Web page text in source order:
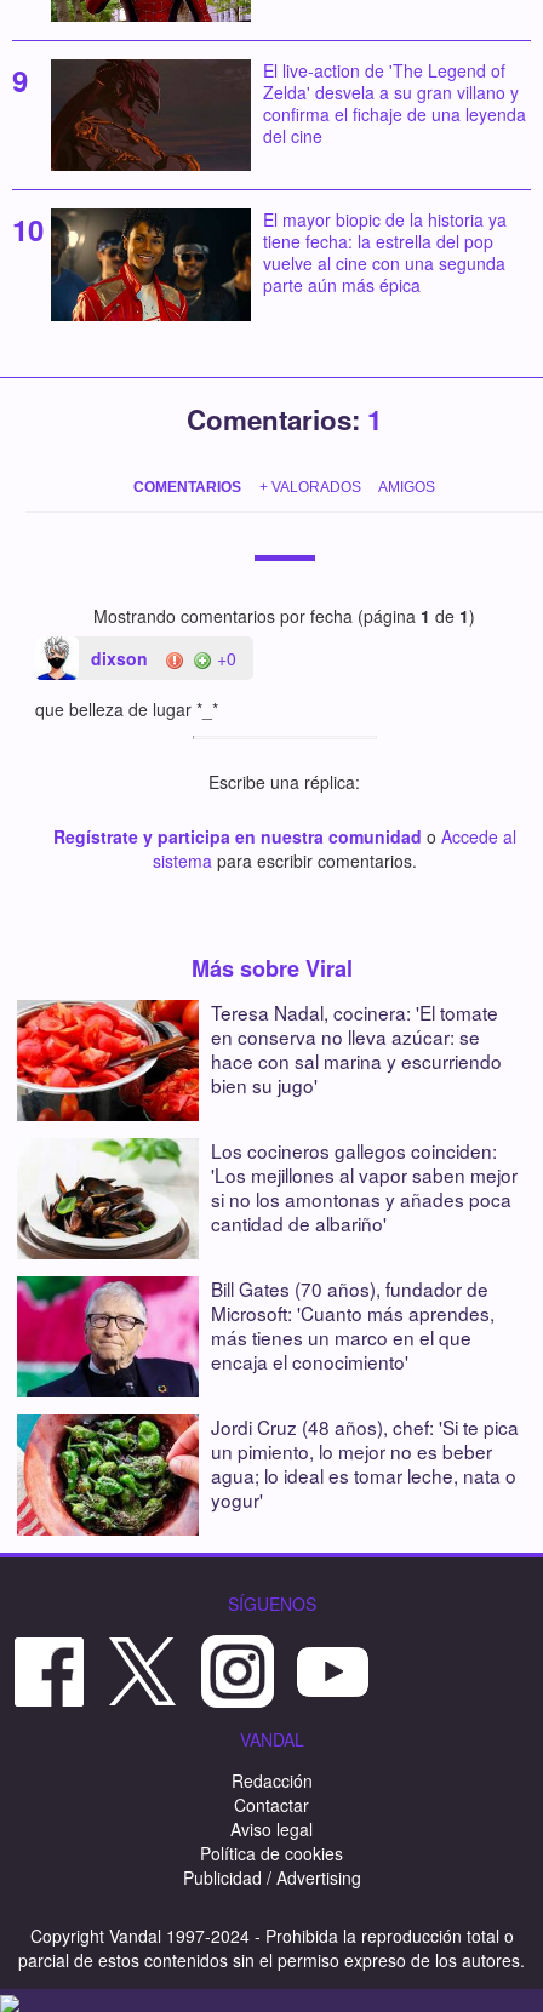
El live-action de 'The Legend of
Zelda' desvela a su gran villano y
confirma el fichaje de una leyenda
del cine
El mayor biopic de la historia ya
tiene fecha: la estrella del pop
vuelve al cine con una segunda
parte aún más épica
Comentarios: 1
COMENTARIOS + VALORADOS AMIGOS
Mostrando comentarios por fecha (página 1 de 1)
dixson
+0
que belleza de lugar *_*
Escribe una réplica:
Regístrate y participa en nuestra comunidad o Accede al
sistema para escribir comentarios.
Más sobre Viral
Teresa Nadal, cocinera: 'El tomate
en conserva no lleva azúcar: se
hace con sal marina y escurriendo
bien su jugo'
Los cocineros gallegos coinciden:
'Los mejillones al vapor saben mejor
si no los amontonas y añades poca
cantidad de albariño'
Bill Gates (70 años), fundador de
Microsoft: 'Cuanto más aprendes,
más tienes un marco en el que
encaja el conocimiento'
Jordi Cruz (48 años), chef: 'Si te pica
un pimiento, lo mejor no es beber
agua; lo ideal es tomar leche, nata o
yogur'
SÍGUENOS
VANDAL
Redacción
Contactar
Aviso legal
Política de cookies
Publicidad / Advertising
Copyright Vandal 1997-2024 - Prohibida la reproducción total o
parcial de estos contenidos sin el permiso expreso de los autores.